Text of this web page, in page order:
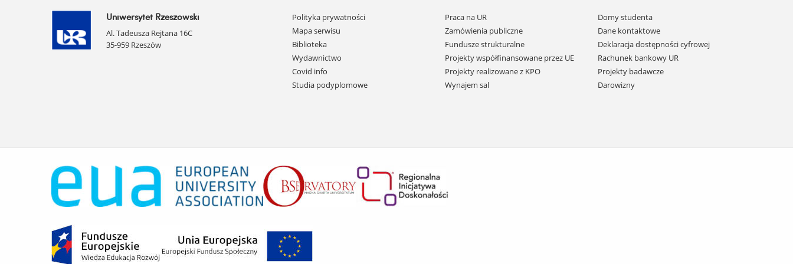
Uniwersytet Rzeszowski
Al. Tadeusza Rejtana 16C
35-959 Rzeszów
Pomiń
nawigację
i
przejdź
do
treści
Polityka prywatności
Mapa serwisu
Biblioteka
Wydawnictwo
Covid info
Studia podyplomowe
Praca na UR
Zamówienia publiczne
Fundusze strukturalne
Projekty współfinansowane przez UE
Projekty realizowane z KPO
Wynajem sal
Domy studenta
Dane kontaktowe
Deklaracja dostępności cyfrowej
Rachunek bankowy UR
Projekty badawcze
Darowizny